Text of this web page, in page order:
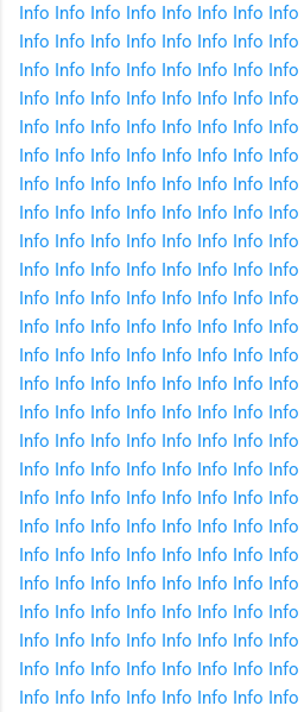
Info Info Info Info Info Info Info Info
Info Info Info Info Info Info Info Info
Info Info Info Info Info Info Info Info
Info Info Info Info Info Info Info Info
Info Info Info Info Info Info Info Info
Info Info Info Info Info Info Info Info
Info Info Info Info Info Info Info Info
Info Info Info Info Info Info Info Info
Info Info Info Info Info Info Info Info
Info Info Info Info Info Info Info Info
Info Info Info Info Info Info Info Info
Info Info Info Info Info Info Info Info
Info Info Info Info Info Info Info Info
Info Info Info Info Info Info Info Info
Info Info Info Info Info Info Info Info
Info Info Info Info Info Info Info Info
Info Info Info Info Info Info Info Info
Info Info Info Info Info Info Info Info
Info Info Info Info Info Info Info Info
Info Info Info Info Info Info Info Info
Info Info Info Info Info Info Info Info
Info Info Info Info Info Info Info Info
Info Info Info Info Info Info Info Info
Info Info Info Info Info Info Info Info
Info Info Info Info Info Info Info Info